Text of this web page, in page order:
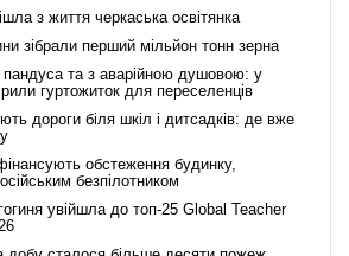
з життя черкаська освітянка
зібрали перший мільйон тонн зерна
пандуса та з аварійною душовою: у
гуртожиток для переселенців
дороги біля шкіл і дитсадків: де вже
обстеження будинку,
безпілотником
увійшла до топ-25 Global Teacher